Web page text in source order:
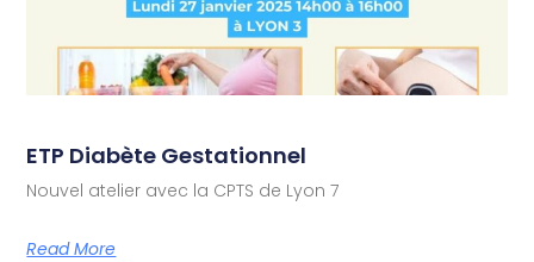
ETP Diabète Gestationnel
Nouvel atelier avec la CPTS de Lyon 7
Read More